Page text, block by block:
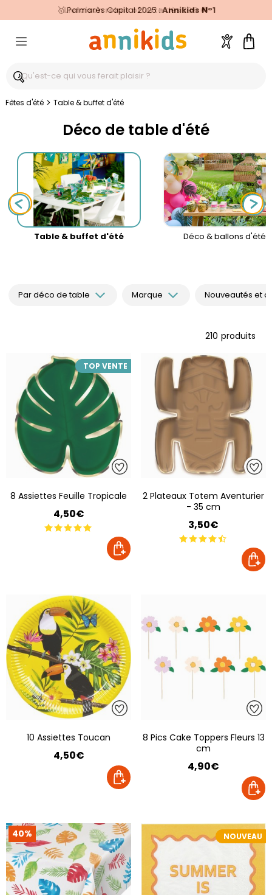
Livraison relais offertedès 59€🚚
🥇Palmarès Capital 2025 :Annikids N°1
⭐⭐⭐⭐⭐4,6/5(24 000 avis clients)
Compte
Fêtes d'été > Table & buffet d'été
Déco de table d'été
Table & buffet d'été Déco & ballons d'été
Par déco de table Marque Nouveautés et
210 produits
TOP VENTE
8 Assiettes Feuille Tropicale
4,50€
2 Plateaux Totem Aventurier
- 35 cm
3,50€
10 Assiettes Toucan
4,50€
8 Pics Cake Toppers Fleurs 13
cm
4,90€
40% NOUVEAU